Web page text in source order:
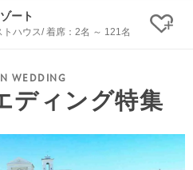
ート
ハウス/ 着席：2名 ～ 121名 ク
ディング特集